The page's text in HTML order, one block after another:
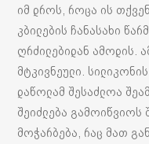
იმ დროს, როცა ის
კბილების ჩანასახი
ღრძილებიდან ამოდის.
მტკივნეული.
დაწოლამ შესაძლოა
შეიძლება გამოიწვიოს
მოჭარბება, რაც მათ